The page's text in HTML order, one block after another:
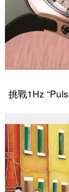
挑戰1Hz